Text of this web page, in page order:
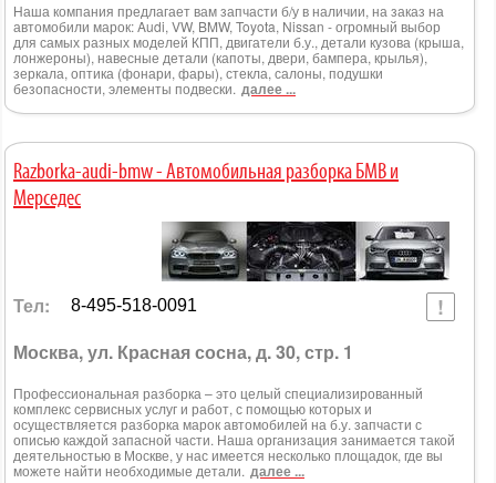
Наша компания предлагает вам запчасти б/у в наличии, на заказ на
автомобили марок: Audi, VW, BMW, Toyota, Nissan - огромный выбор
для самых разных моделей КПП, двигатели б.у., детали кузова (крыша,
лонжероны), навесные детали (капоты, двери, бампера, крылья),
зеркала, оптика (фонари, фары), стекла, салоны, подушки
безопасности, элементы подвески. далее ...
Razborka-audi-bmw - Автомобильная разборка БМВ и
Мерседес
Тел: 8-495-518-0091
Москва, ул. Красная сосна, д. 30, стр. 1
Профессиональная разборка – это целый специализированный
комплекс сервисных услуг и работ, с помощью которых и
осуществляется разборка марок автомобилей на б.у. запчасти с
описью каждой запасной части. Наша организация занимается такой
деятельностью в Москве, у нас имеется несколько площадок, где вы
можете найти необходимые детали. далее ...